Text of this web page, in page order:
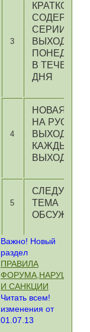
3
КРАТКОЕ
СЕРИИ
ВЫХОДИТ В
В ТЕЧЕНИЕ
ДНЯ
4
НОВАЯ
НА
ВЫХОДИТ
КАЖДЫЕ
ВЫХОДНЫЕ
5
ТЕМА
Важно! Новый
раздел
ПРАВИЛА
И САНКЦИИ
Читать всем!
изменения от
01.07.13